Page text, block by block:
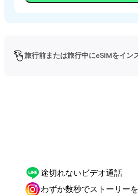
旅行前または旅行中にeSIMをイン
途切れないビデオ通話
わずか数秒でストーリー